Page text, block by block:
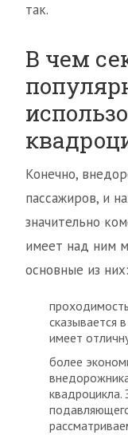
так.
В чем
Конечно,
пассажиров, и
значительно
имеет над ним
основные из них:
сказывается
имеет
более
квадроцикла.